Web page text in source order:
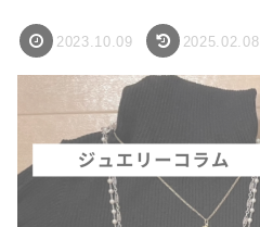
2023.10.09 2025.02.08